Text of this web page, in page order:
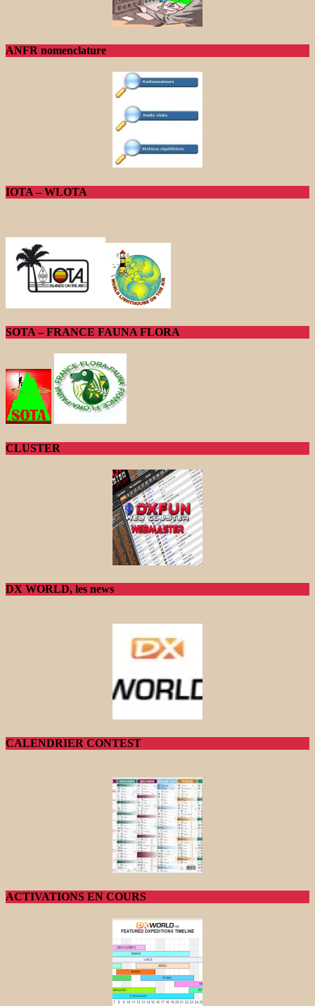
ANFR nomenclature
IOTA – WLOTA
SOTA – FRANCE FAUNA FLORA
CLUSTER
DX WORLD, les news
CALENDRIER CONTEST
ACTIVATIONS EN COURS